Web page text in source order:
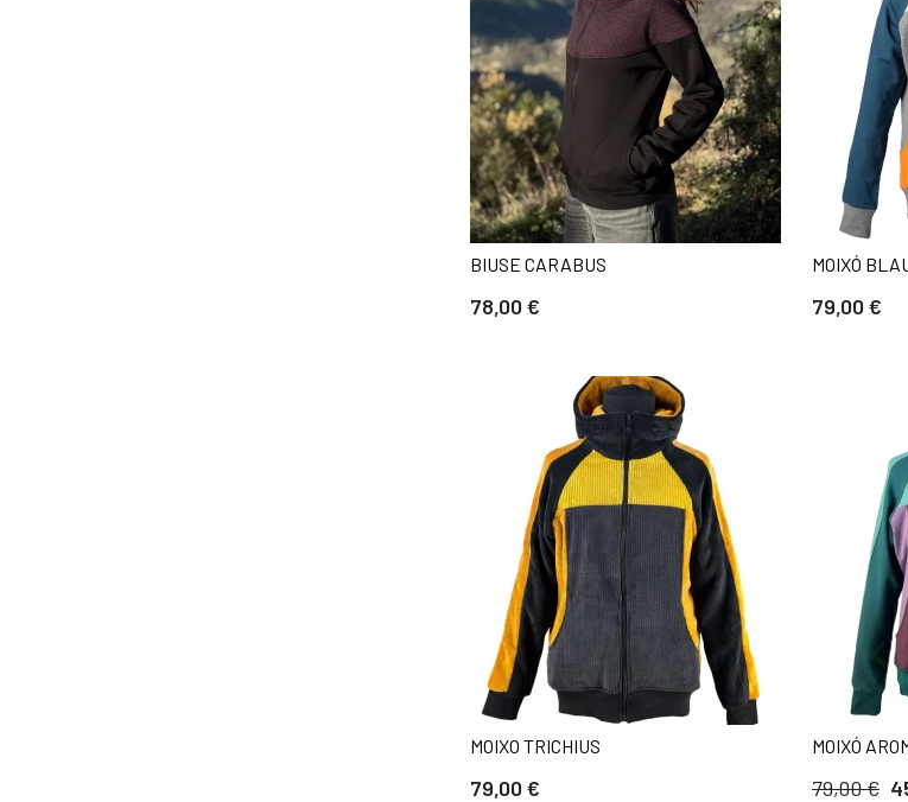
BIUSE CARABUS
78,00 €
MOIXÓ
79,00 €
MOIXO TRICHIUS
79,00 €
MOIXÓ
79,00 €